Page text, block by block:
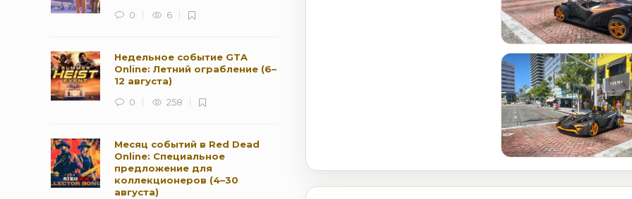
0
6
Недельное событие GTA
Online: Летний ограбление (6–
12 августа)
0
258
Месяц событий в Red Dead
Online: Специальное
предложение для
коллекционеров (4–30
августа)
номерной знак LS Pounders в
GTA Online на этой неделе
GTA Online: Неделя события
Cayo Summer Special — 30